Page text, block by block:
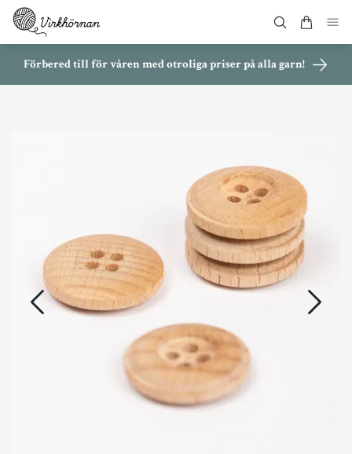
Förbered till för våren med otroliga priser på alla garn!